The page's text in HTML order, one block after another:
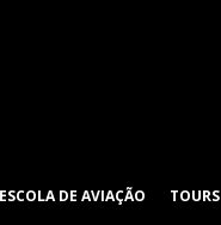
ESCOLA DE AVIAÇÃO TOURS